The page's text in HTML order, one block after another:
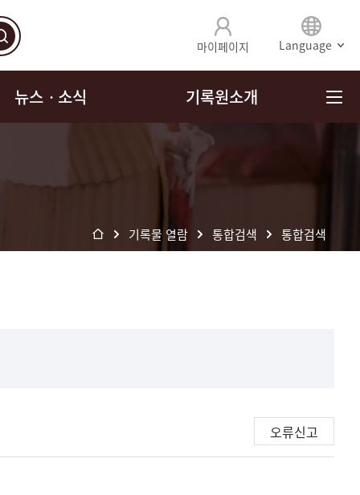
마이페이지 Language
뉴스ㆍ소식 기록원소개
기록물 열람 통합검색 통합검색
오류신고